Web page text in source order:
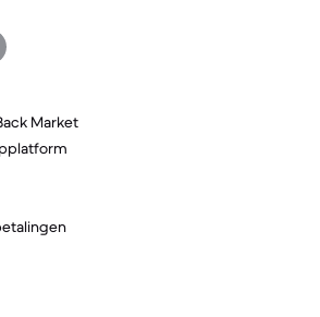
Market